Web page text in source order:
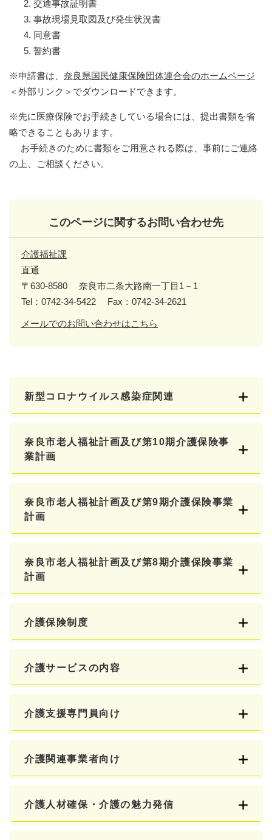
交通事故証明書
事故現場見取図及び発生状況書
同意書
誓約書
※申請書は、 奈良県国民健康保険団体連合会のホームページ
＜外部リンク＞ でダウンロードできます。
※先に医療保険でお手続きしている場合には、提出書類を省
略できることもあります。
お手続きのために書類をご用意される際は、事前にご連絡
の上、ご相談ください。
このページに関するお問い合わせ先
介護福祉課
直通
〒630-8580
奈良市二条大路南一丁目1－1
Tel：0742-34-5422
Fax：0742-34-2621
メールでのお問い合わせはこちら
新型コロナウイルス感染症関連
奈良市老人福祉計画及び第10期介護保険事
業計画
奈良市老人福祉計画及び第9期介護保険事業
計画
奈良市老人福祉計画及び第8期介護保険事業
計画
介護保険制度
介護サービスの内容
介護支援専門員向け
介護関連事業者向け
介護人材確保・介護の魅力発信